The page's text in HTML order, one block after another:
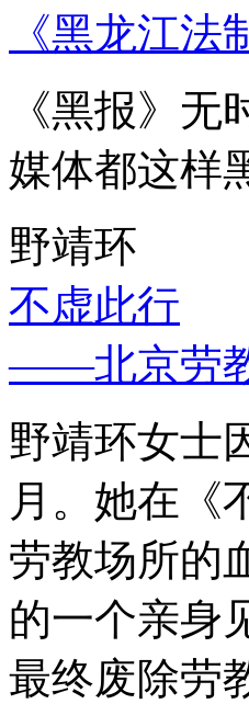
《黑龙江
《黑报》
媒体都这样
野靖环
不虚此行
——北京劳
野靖环女士
月。她在《
劳教场所的
的一个亲身
最终废除劳